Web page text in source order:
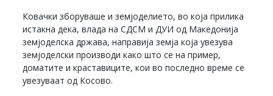
Ковачки зборуваше и земјоделието, во која прилика
истакна дека, влада на СДСМ и ДУИ од Македонија
земјоделска држава, направија земја која увезува
земјоделски производи како што се на пример,
доматите и краставиците, кои во последно време се
увезуваат од Косово.